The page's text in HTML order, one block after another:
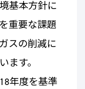
基本方針に
重要な課題
スの削減に
ます。
年度を基準